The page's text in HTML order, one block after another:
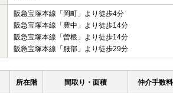
阪急宝塚本線「岡町」より徒歩4分
阪急宝塚本線「豊中」より徒歩14分
阪急宝塚本線「曽根」より徒歩14分
阪急宝塚本線「服部」より徒歩29分
所在階 間取り・面積 仲介手数料